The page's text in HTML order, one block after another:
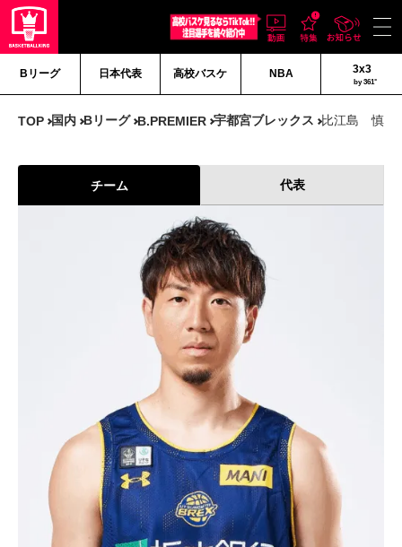
Bリーグ 日本代表 高校バスケ NBA 3x3
by 361°
TOP 国内 Bリーグ B.PREMIER 宇都宮ブレックス 比江島 慎
チーム 代表